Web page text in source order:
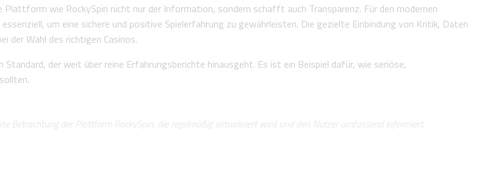
wie RockySpin nicht nur der Information, sondern schafft auch Transparenz. Für den modernen
um eine sichere und positive Spielerfahrung zu gewährleisten. Die gezielte Einbindung von Kritik, Daten
der Wahl des richtigen Casinos.
der weit über reine Erfahrungsberichte hinausgeht. Es ist ein Beispiel dafür, wie seriöse,
Betrachtung der Plattform RockySpin, die regelmäßig aktualisiert wird und den Nutzer umfassend informiert.